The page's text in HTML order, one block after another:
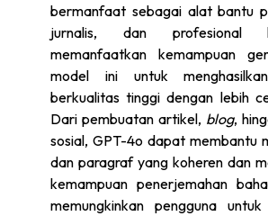
bermanfaat sebagai alat bantu
jurnalis, dan profesional
memanfaatkan kemampuan
model ini untuk
berkualitas tinggi dengan lebih
Dari pembuatan artikel, blog,
sosial, GPT-4o dapat membantu
dan paragraf yang koheren dan
kemampuan penerjemahan
memungkinkan pengguna